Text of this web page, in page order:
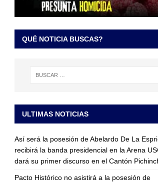
QUÉ NOTICIA BUSCAS?
ULTIMAS NOTICIAS
Así será la posesión de Abelardo De La
recibirá la banda presidencial en la Arena
dará su primer discurso en el Cantón
Pacto Histórico no asistirá a la posesión de